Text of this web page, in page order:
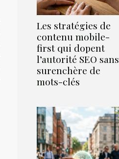
Les stratégies de
contenu mobile-
first qui dopent
l’autorité SEO sans
surenchère de
mots-clés